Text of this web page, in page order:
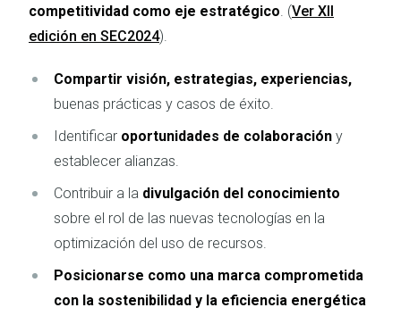
competitividad como eje estratégico. (Ver XII
edición en SEC2024).
Compartir visión, estrategias, experiencias,
buenas prácticas y casos de éxito.
Identificar oportunidades de colaboración y
establecer alianzas.
Contribuir a la divulgación del conocimiento
sobre el rol de las nuevas tecnologías en la
optimización del uso de recursos.
Posicionarse como una marca comprometida
con la sostenibilidad y la eficiencia energética